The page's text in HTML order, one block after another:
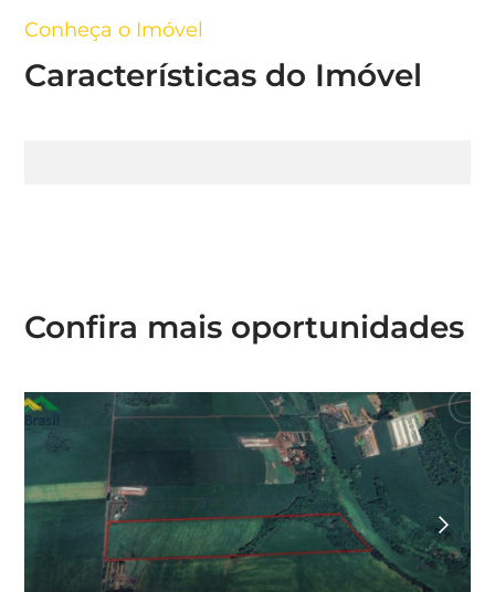
Conheça o Imóvel
Características do Imóvel
Confira mais oportunidades